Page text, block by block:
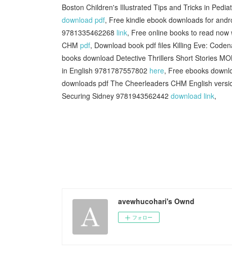
Boston Children's Illustrated Tips and Tricks in
download pdf, Free kindle ebook downloads for
9781335462268 link, Free online books to read
CHM pdf, Download book pdf files Killing Eve:
books download Detective Thrillers Short Stories
in English 9781787557802 here, Free ebooks
downloads pdf The Cheerleaders CHM English
Securing Sidney 9781943562442 download link,
avewhucohari's Ownd
フォロー